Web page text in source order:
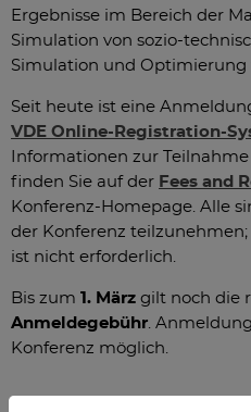
Ergebnisse im Bereich der
Simulation von sozio-
Simulation und Optimierung
Seit heute ist eine
VDE Online-Registration-
Informationen zur
finden Sie auf der Fees and
Konferenz-Homepage. Alle
der Konferenz
ist nicht erforderlich.
Bis zum 1. März gilt noch die
Anmeldegebühr .
Konferenz möglich.